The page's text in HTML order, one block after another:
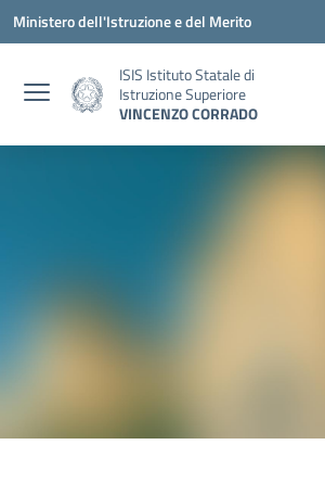
Vai ai contenuti
Vai al menu di navigazione
Vai al footer
Ministero dell'Istruzione e del Merito
ISIS Istituto Statale di
Istruzione Superiore
VINCENZO CORRADO